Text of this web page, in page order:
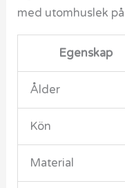
med utomhuslek
Egenskap
Ålder
Kön
Material